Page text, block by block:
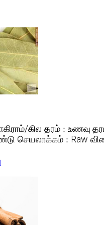
கில தரம் : உணவு
செயலாக்கம் : Raw